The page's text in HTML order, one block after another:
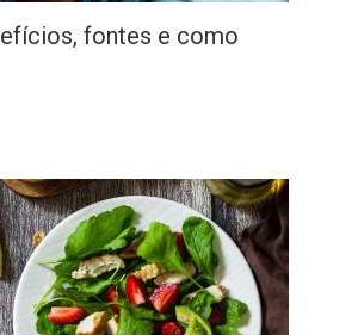
fontes e como